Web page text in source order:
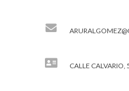
CALLE CALVARIO,